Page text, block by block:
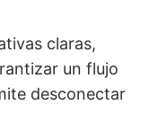
claras,
un flujo
desconectar